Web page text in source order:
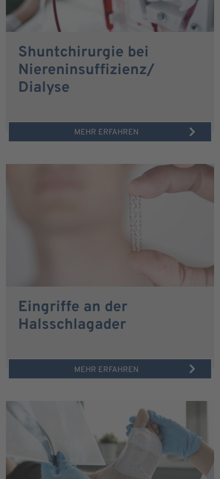
Shuntchirurgie bei
Niereninsuffizienz/
Dialyse
MEHR ERFAHREN
Eingriffe an der
Halsschlagader
MEHR ERFAHREN